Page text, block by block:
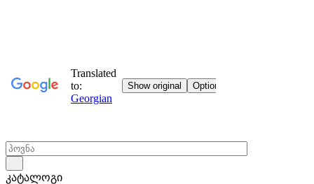
კატალოგი